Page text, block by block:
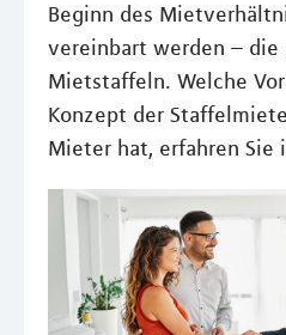
Beginn des
vereinbart werden – die
Mietstaffeln. Welche
Konzept der
Mieter hat, erfahren Sie